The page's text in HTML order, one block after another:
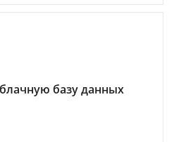
базу данных